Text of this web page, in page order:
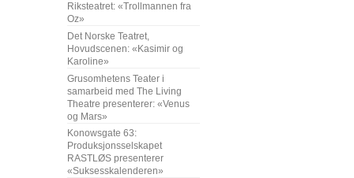
Riksteatret: «Trollmannen fra
Oz»
Det Norske Teatret,
Hovudscenen: «Kasimir og
Karoline»
Grusomhetens Teater i
samarbeid med The Living
Theatre presenterer: «Venus
og Mars»
Konowsgate 63:
Produksjonsselskapet
RASTLØS presenterer
«Suksesskalenderen»